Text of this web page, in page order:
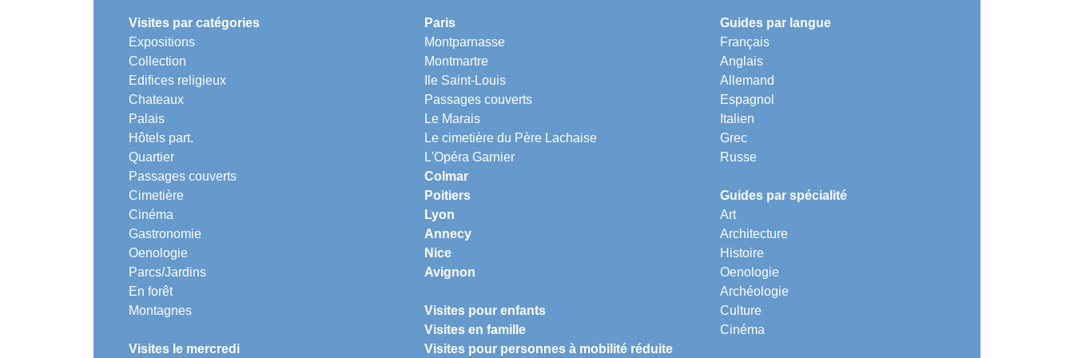
Visites par catégories
Expositions
Collection
Edifices religieux
Chateaux
Palais
Hôtels part.
Quartier
Passages couverts
Cimetière
Cinéma
Gastronomie
Oenologie
Parcs/Jardins
En forêt
Montagnes
Visites le mercredi
Paris
Montparnasse
Montmartre
Ile Saint-Louis
Passages couverts
Le Marais
Le cimetière du Père Lachaise
L'Opéra Garnier
Colmar
Poitiers
Lyon
Annecy
Nice
Avignon
Visites pour enfants
Visites en famille
Visites pour personnes à mobilité réduite
Guides par langue
Français
Anglais
Allemand
Espagnol
Italien
Grec
Russe
Guides par spécialité
Art
Architecture
Histoire
Oenologie
Archéologie
Culture
Cinéma